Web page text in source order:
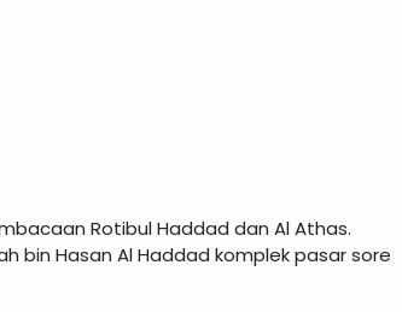
Rotibul Haddad dan Al Athas.
bin Hasan Al Haddad komplek pasar sore